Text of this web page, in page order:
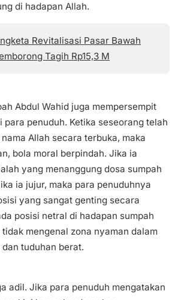
di hadapan Allah.
Revitalisasi Pasar Bawah
Tagih Rp15,3 M
Abdul Wahid juga mempersempit
para penuduh. Ketika seseorang telah
Allah secara terbuka, maka
bola moral berpindah. Jika ia
yang menanggung dosa sumpah
ia jujur, maka para penuduhnya
yang sangat genting secara
posisi netral di hadapan sumpah
mengenal zona nyaman dalam
tuduhan berat.
adil. Jika para penuduh mengatakan